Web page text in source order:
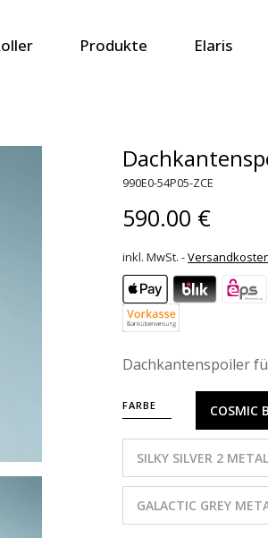
Produkte Elaris
990E0-54P05-ZCE
590.00 €
inkl. MwSt. -
Dachkantenspoiler
FARBE COSMIC
SILKY SILVER 2
GALACTIC GREY